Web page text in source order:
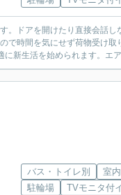
。ドアを開けたり直接会話し
で時間を気にせず荷物受け取
新生活を始められます。エ
バス・トイレ別 室
駐輪場
TVモニタ付